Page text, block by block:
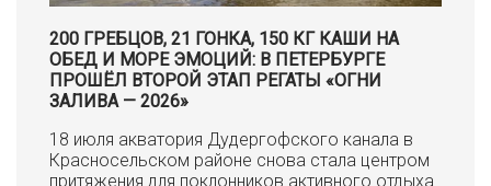
200 ГРЕБЦОВ, 21 ГОНКА, 150 КГ КАШИ НА
ОБЕД И МОРЕ ЭМОЦИЙ: В ПЕТЕРБУРГЕ
ПРОШЁЛ ВТОРОЙ ЭТАП РЕГАТЫ «ОГНИ
ЗАЛИВА — 2026»
18 июля акватория Дудергофского канала в
Красносельском районе снова стала центром
притяжения для поклонников активного отдыха